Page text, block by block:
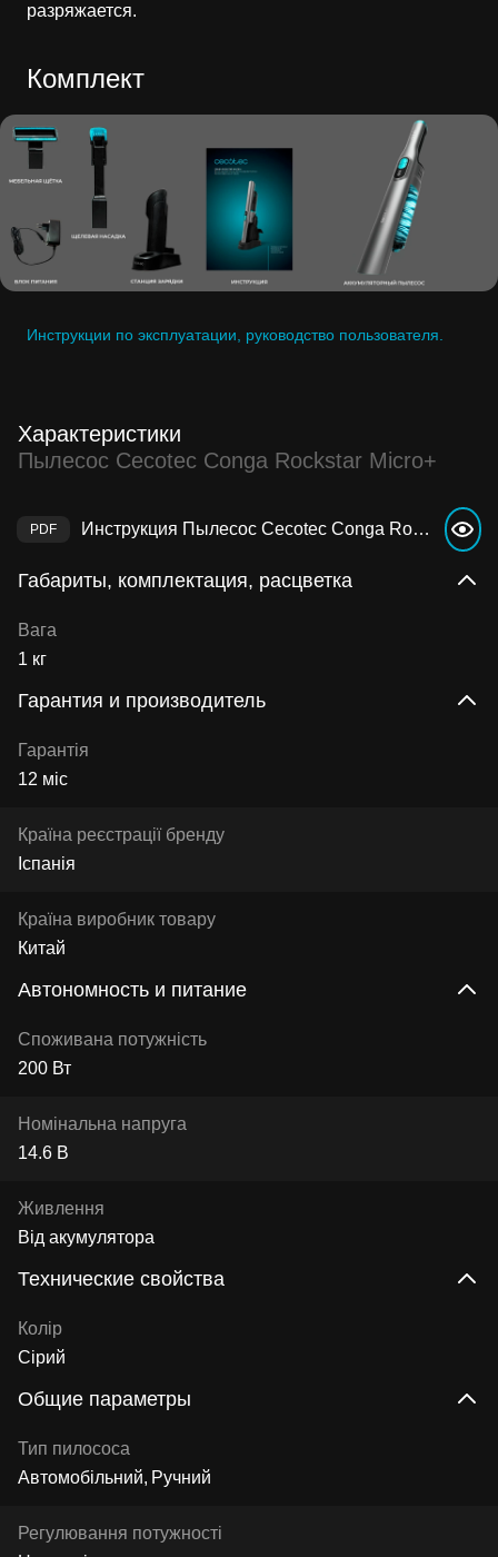
разряжается.
Комплект
Инструкции по эксплуатации, руководство пользователя.
Характеристики
Пылесос Cecotec Conga Rockstar Micro+
Инструкция Пылесос Cecotec Conga Rockstar Micro+
Габариты, комплектация, расцветка
Вага
1 кг
Гарантия и производитель
Гарантія
12 міс
Країна реєстрації бренду
Іспанія
Країна виробник товару
Китай
Автономность и питание
Споживана потужність
200 Вт
Номінальна напруга
14.6 В
Живлення
Від акумулятора
Технические свойства
Колір
Сірий
Общие параметры
Тип пилососа
Автомобільний Ручний
Регулювання потужності